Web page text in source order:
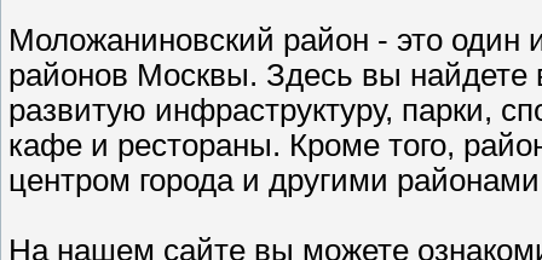
Моложаниновский район - это
районов Москвы. Здесь вы
развитую инфраструктуру, парки,
кафе и рестораны. Кроме того,
центром города и другими
На нашем сайте вы можете